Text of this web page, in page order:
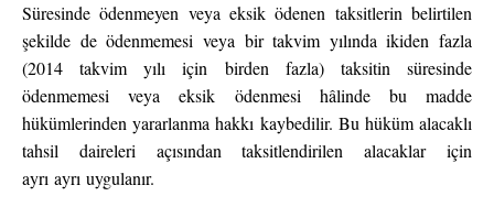
Süresinde ödenmeyen veya eksik ödenen taksitlerin belirtilen
şekilde de ödenmemesi veya bir takvim yılında ikiden fazla
(2014 takvim yılı için birden fazla) taksitin süresinde
ödenmemesi veya eksik ödenmesi hâlinde bu madde
hükümlerinden yararlanma hakkı kaybedilir. Bu hüküm alacaklı
tahsil daireleri açısından taksitlendirilen alacaklar için
ayrı ayrı uygulanır.